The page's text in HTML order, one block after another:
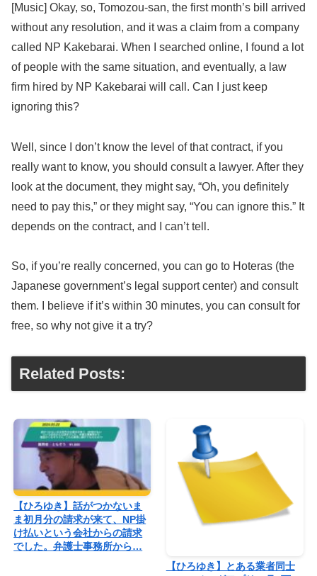
[Music] Okay, so, Tomozou-san, the first month’s bill arrived
without any resolution, and it was a claim from a company
called NP Kakebarai. When I searched online, I found a lot
of people with the same situation, and eventually, a law
firm hired by NP Kakebarai will call. Can I just keep
ignoring this?
Well, since I don’t know the level of that contract, if you
really want to know, you should consult a lawyer. After they
look at the document, they might say, “Oh, you definitely
need to pay this,” or they might say, “You can ignore this.” It
depends on the contract, and I can’t tell.
So, if you’re really concerned, you can go to Hoteras (the
Japanese government’s legal support center) and consult
them. I believe if it’s within 30 minutes, you can consult for
free, so why not give it a try?
Related Posts:
【ひろゆき】話がつかないま
ま初月分の請求が来て、NP掛
け払いという会社からの請求
でした。弁護士事務所から…
【ひろゆき】とある業者同士